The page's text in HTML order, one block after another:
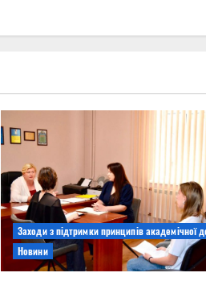
Заходи з підтримки принципів академічної
Новини